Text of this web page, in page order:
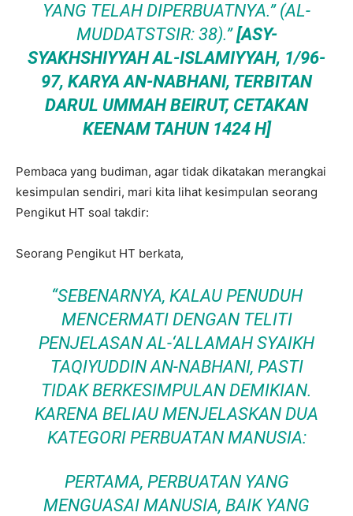
YANG TELAH DIPERBUATNYA.” (AL-
MUDDATSTSIR: 38).”[ASY-
SYAKHSHIYYAH AL-ISLAMIYYAH, 1/96-
97, KARYA AN-NABHANI, TERBITAN
DARUL UMMAH BEIRUT, CETAKAN
KEENAM TAHUN 1424 H]
Pembaca yang budiman, agar tidak dikatakan merangkai
kesimpulan sendiri, mari kita lihat kesimpulan seorang
Pengikut HT soal takdir:
Seorang Pengikut HT berkata,
“SEBENARNYA, KALAU PENUDUH
MENCERMATI DENGAN TELITI
PENJELASAN AL-‘ALLAMAH SYAIKH
TAQIYUDDIN AN-NABHANI, PASTI
TIDAK BERKESIMPULAN DEMIKIAN.
KARENA BELIAU MENJELASKAN DUA
KATEGORI PERBUATAN MANUSIA:
PERTAMA, PERBUATAN YANG
MENGUASAI MANUSIA, BAIK YANG